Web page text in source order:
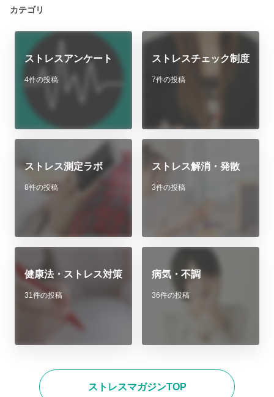
カテゴリ
ストレスアンケート
4件の投稿
ストレスチェック制度
7件の投稿
ストレス測定ラボ
8件の投稿
ストレス解消・発散
3件の投稿
健康法・ストレス対策
31件の投稿
病気・不調
36件の投稿
ストレスマガジンTOP